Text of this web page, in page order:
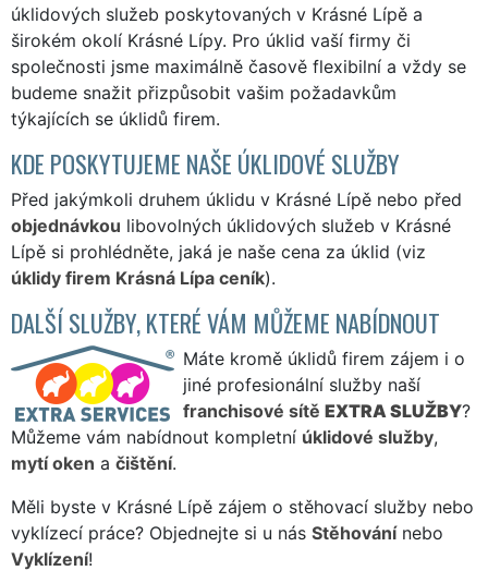
úklidových služeb poskytovaných v Krásné Lípě a
širokém okolí Krásné Lípy. Pro úklid vaší firmy či
společnosti jsme maximálně časově flexibilní a vždy se
budeme snažit přizpůsobit vašim požadavkům
týkajících se úklidů firem.
KDE POSKYTUJEME NAŠE ÚKLIDOVÉ SLUŽBY
Před jakýmkoli druhem úklidu v Krásné Lípě nebo před
objednávkou libovolných úklidových služeb v Krásné
Lípě si prohlédněte, jaká je naše cena za úklid (viz
úklidy firem Krásná Lípa ceník).
DALŠÍ SLUŽBY, KTERÉ VÁM MŮŽEME NABÍDNOUT
Máte kromě úklidů firem zájem i o
jiné profesionální služby naší
franchisové sítě EXTRA SLUŽBY?
Můžeme vám nabídnout kompletní úklidové služby,
mytí oken a čištění.
Měli byste v Krásné Lípě zájem o stěhovací služby nebo
vyklízecí práce? Objednejte si u nás Stěhovánínebo
Vyklízení!